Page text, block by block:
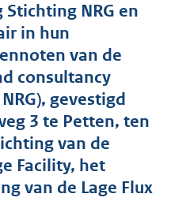
d
s
g
o
o
t
t
e
:
1
NRG en
in hun
van de
consultancy
gevestigd
3 te Petten, ten
van de
Facility, het
van de Lage Flux